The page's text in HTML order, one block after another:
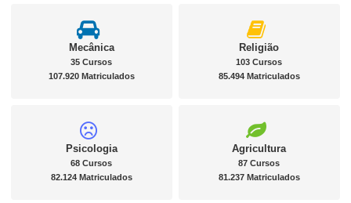
Mecânica
35 Cursos
107.920 Matriculados
Religião
103 Cursos
85.494 Matriculados
Psicologia
68 Cursos
82.124 Matriculados
Agricultura
87 Cursos
81.237 Matriculados